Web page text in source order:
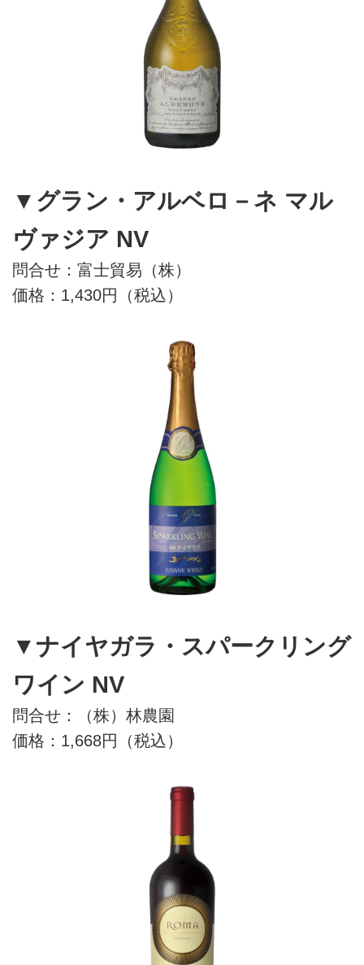
▼グラン・アルベロ－ネ マル
ヴァジア NV
問合せ：富士貿易（株）
価格：1,430円（税込）
▼ナイヤガラ・スパークリング
ワイン NV
問合せ：（株）林農園
価格：1,668円（税込）